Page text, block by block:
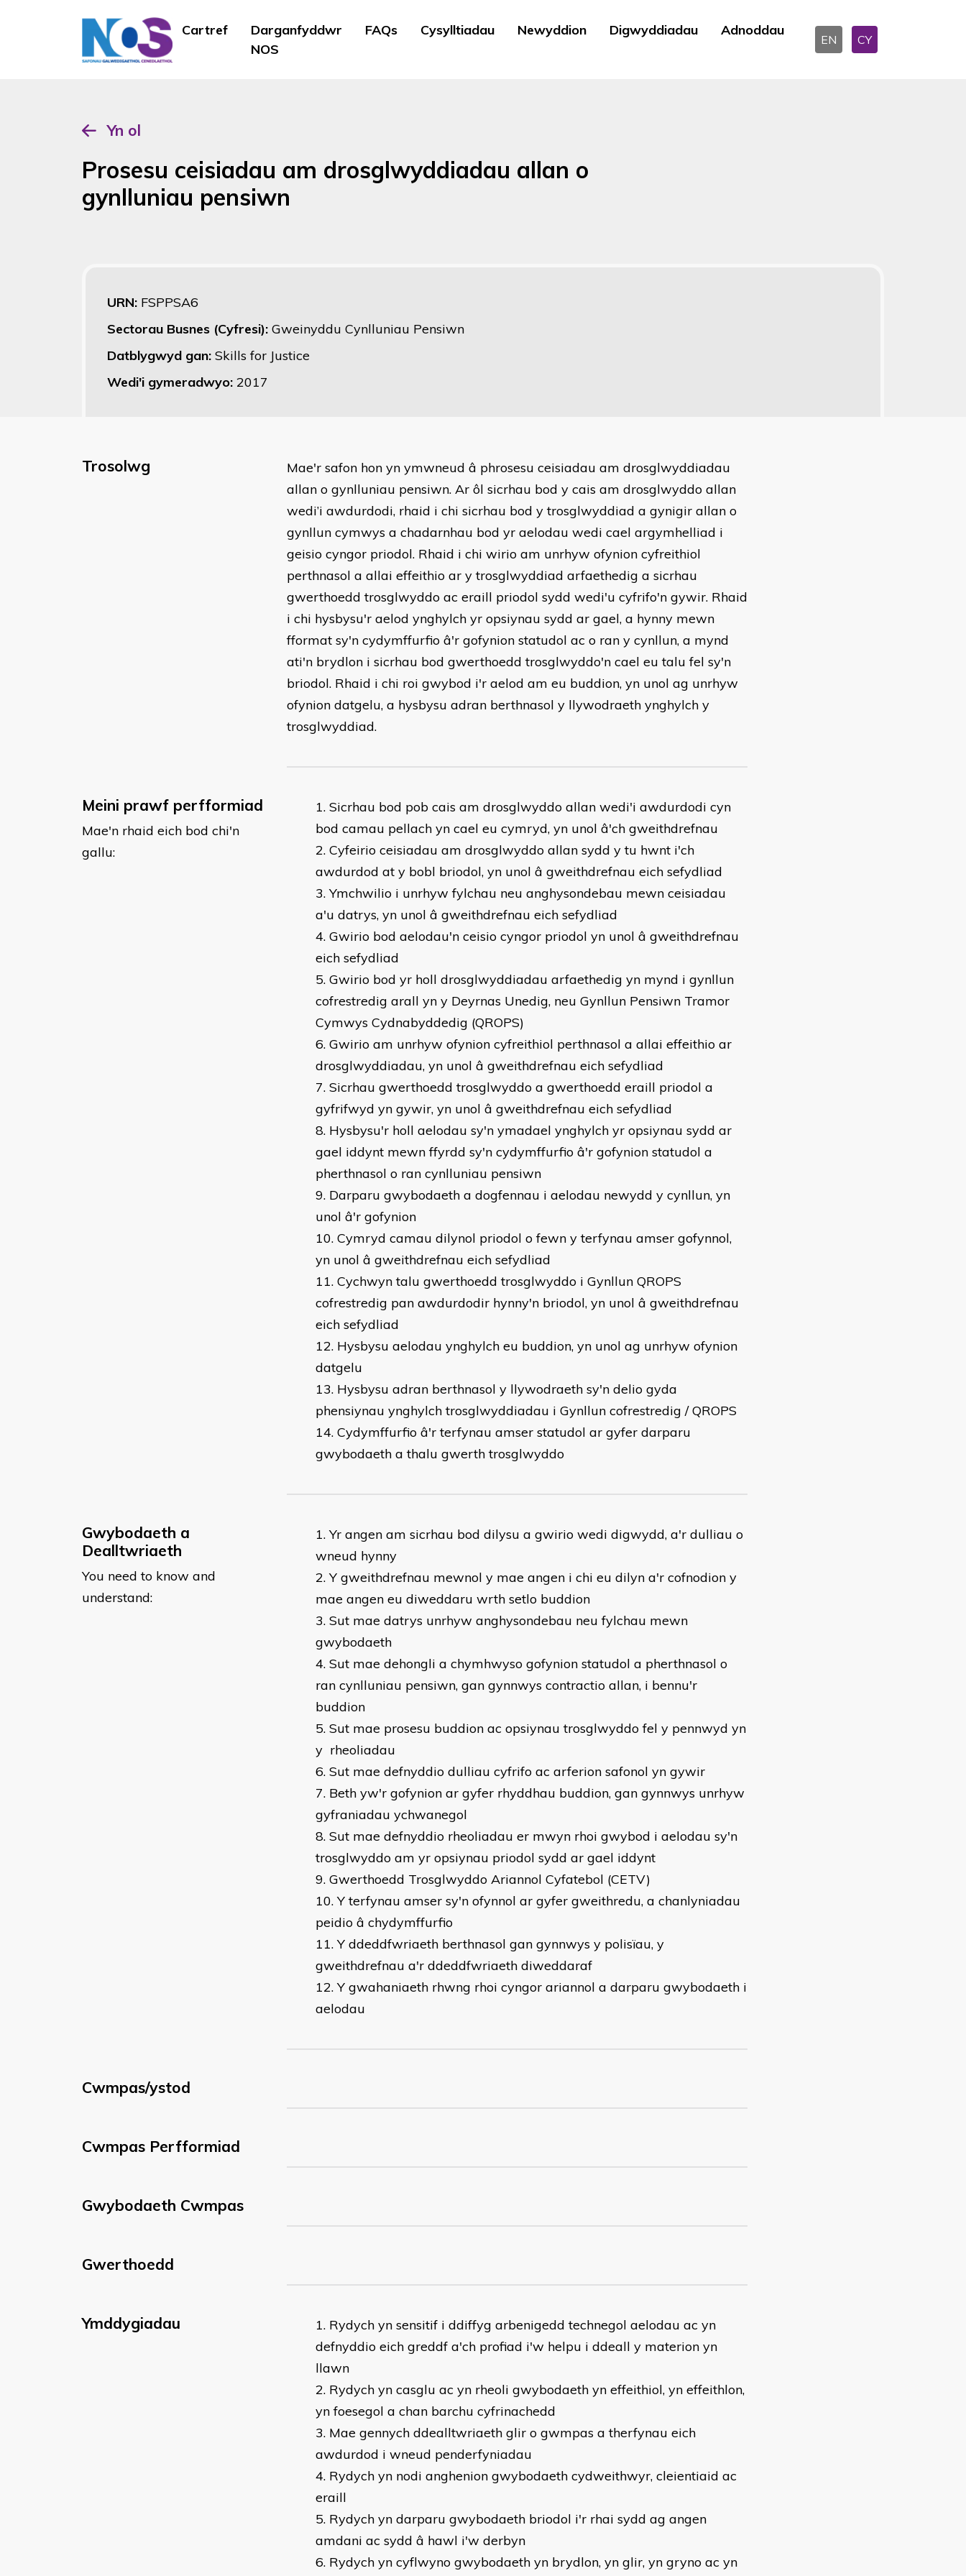
Cartref
Darganfyddwr
NOS
FAQs Cysylltiadau Newyddion Digwyddiadau Adnoddau
EN CY
Yn ol
Prosesu ceisiadau am drosglwyddiadau allan o
gynlluniau pensiwn
URN: FSPPSA6
Sectorau Busnes (Cyfresi): Gweinyddu Cynlluniau Pensiwn
Datblygwyd gan: Skills for Justice
Wedi'i gymeradwyo: 2017
Trosolwg
​Mae'r safon hon yn ymwneud â phrosesu ceisiadau am drosglwyddiadau
allan o gynlluniau pensiwn. Ar ôl sicrhau bod y cais am drosglwyddo allan
wedi’i awdurdodi, rhaid i chi sicrhau bod y trosglwyddiad a gynigir allan o
gynllun cymwys a chadarnhau bod yr aelodau wedi cael argymhelliad i
geisio cyngor priodol. Rhaid i chi wirio am unrhyw ofynion cyfreithiol
perthnasol a allai effeithio ar y trosglwyddiad arfaethedig a sicrhau
gwerthoedd trosglwyddo ac eraill priodol sydd wedi'u cyfrifo'n gywir. Rhaid
i chi hysbysu'r aelod ynghylch yr opsiynau sydd ar gael, a hynny mewn
fformat sy'n cydymffurfio â'r gofynion statudol ac o ran y cynllun, a mynd
ati'n brydlon i sicrhau bod gwerthoedd trosglwyddo'n cael eu talu fel sy'n
briodol. Rhaid i chi roi gwybod i'r aelod am eu buddion, yn unol ag unrhyw
ofynion datgelu, a hysbysu adran berthnasol y llywodraeth ynghylch y
trosglwyddiad.
Meini prawf perfformiad
Mae'n rhaid eich bod chi'n
gallu:
Sicrhau bod pob cais am drosglwyddo allan wedi'i awdurdodi cyn
bod camau pellach yn cael eu cymryd, yn unol â'ch gweithdrefnau
Cyfeirio ceisiadau am drosglwyddo allan sydd y tu hwnt i'ch
awdurdod at y bobl briodol, yn unol â gweithdrefnau eich sefydliad
Ymchwilio i unrhyw fylchau neu anghysondebau mewn ceisiadau
a'u datrys, yn unol â gweithdrefnau eich sefydliad
Gwirio bod aelodau'n ceisio cyngor priodol yn unol â gweithdrefnau
eich sefydliad
Gwirio bod yr holl drosglwyddiadau arfaethedig yn mynd i gynllun
cofrestredig arall yn y Deyrnas Unedig, neu Gynllun Pensiwn Tramor
Cymwys Cydnabyddedig (QROPS)
Gwirio am unrhyw ofynion cyfreithiol perthnasol a allai effeithio ar
drosglwyddiadau, yn unol â gweithdrefnau eich sefydliad
Sicrhau gwerthoedd trosglwyddo a gwerthoedd eraill priodol a
gyfrifwyd yn gywir, yn unol â gweithdrefnau eich sefydliad
Hysbysu'r holl aelodau sy'n ymadael ynghylch yr opsiynau sydd ar
gael iddynt mewn ffyrdd sy'n cydymffurfio â'r gofynion statudol a
pherthnasol o ran cynlluniau pensiwn
Darparu gwybodaeth a dogfennau i aelodau newydd y cynllun, yn
unol â'r gofynion
Cymryd camau dilynol priodol o fewn y terfynau amser gofynnol,
yn unol â gweithdrefnau eich sefydliad
Cychwyn talu gwerthoedd trosglwyddo i Gynllun QROPS
cofrestredig pan awdurdodir hynny'n briodol, yn unol â gweithdrefnau
eich sefydliad
Hysbysu aelodau ynghylch eu buddion, yn unol ag unrhyw ofynion
datgelu
Hysbysu adran berthnasol y llywodraeth sy'n delio gyda
phensiynau ynghylch trosglwyddiadau i Gynllun cofrestredig / QROPS
Cydymffurfio â'r terfynau amser statudol ar gyfer darparu
gwybodaeth a thalu gwerth trosglwyddo
Gwybodaeth a
Dealltwriaeth
You need to know and
understand:
Yr angen am sicrhau bod dilysu a gwirio wedi digwydd, a'r dulliau o
wneud hynny
Y gweithdrefnau mewnol y mae angen i chi eu dilyn a'r cofnodion y
mae angen eu diweddaru wrth setlo buddion
Sut mae datrys unrhyw anghysondebau neu fylchau mewn
gwybodaeth
Sut mae dehongli a chymhwyso gofynion statudol a pherthnasol o
ran cynlluniau pensiwn, gan gynnwys contractio allan, i bennu'r
buddion
Sut mae prosesu buddion ac opsiynau trosglwyddo fel y pennwyd yn
y rheoliadau
Sut mae defnyddio dulliau cyfrifo ac arferion safonol yn gywir
Beth yw'r gofynion ar gyfer rhyddhau buddion, gan gynnwys unrhyw
gyfraniadau ychwanegol
Sut mae defnyddio rheoliadau er mwyn rhoi gwybod i aelodau sy'n
trosglwyddo am yr opsiynau priodol sydd ar gael iddynt
Gwerthoedd Trosglwyddo Ariannol Cyfatebol (CETV)
Y terfynau amser sy'n ofynnol ar gyfer gweithredu, a chanlyniadau
peidio â chydymffurfio
Y ddeddfwriaeth berthnasol gan gynnwys y polisïau, y
gweithdrefnau a'r ddeddfwriaeth diweddaraf
Y gwahaniaeth rhwng rhoi cyngor ariannol a darparu gwybodaeth i
aelodau
Cwmpas/ystod
Cwmpas Perfformiad
Gwybodaeth Cwmpas
Gwerthoedd
Ymddygiadau
Rydych yn sensitif i ddiffyg arbenigedd technegol aelodau ac yn
defnyddio eich greddf a'ch profiad i'w helpu i ddeall y materion yn
llawn
Rydych yn casglu ac yn rheoli gwybodaeth yn effeithiol, yn effeithlon,
yn foesegol a chan barchu cyfrinachedd
Mae gennych ddealltwriaeth glir o gwmpas a therfynau eich
awdurdod i wneud penderfyniadau
Rydych yn nodi anghenion gwybodaeth cydweithwyr, cleientiaid ac
eraill
Rydych yn darparu gwybodaeth briodol i'r rhai sydd ag angen
amdani ac sydd â hawl i'w derbyn
Rydych yn cyflwyno gwybodaeth yn brydlon, yn glir, yn gryno ac yn